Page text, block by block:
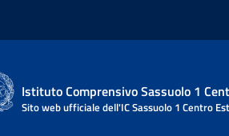
Istituto Comprensivo Sassuolo 1
Sito web ufficiale dell'IC Sassuolo 1 Centro Est